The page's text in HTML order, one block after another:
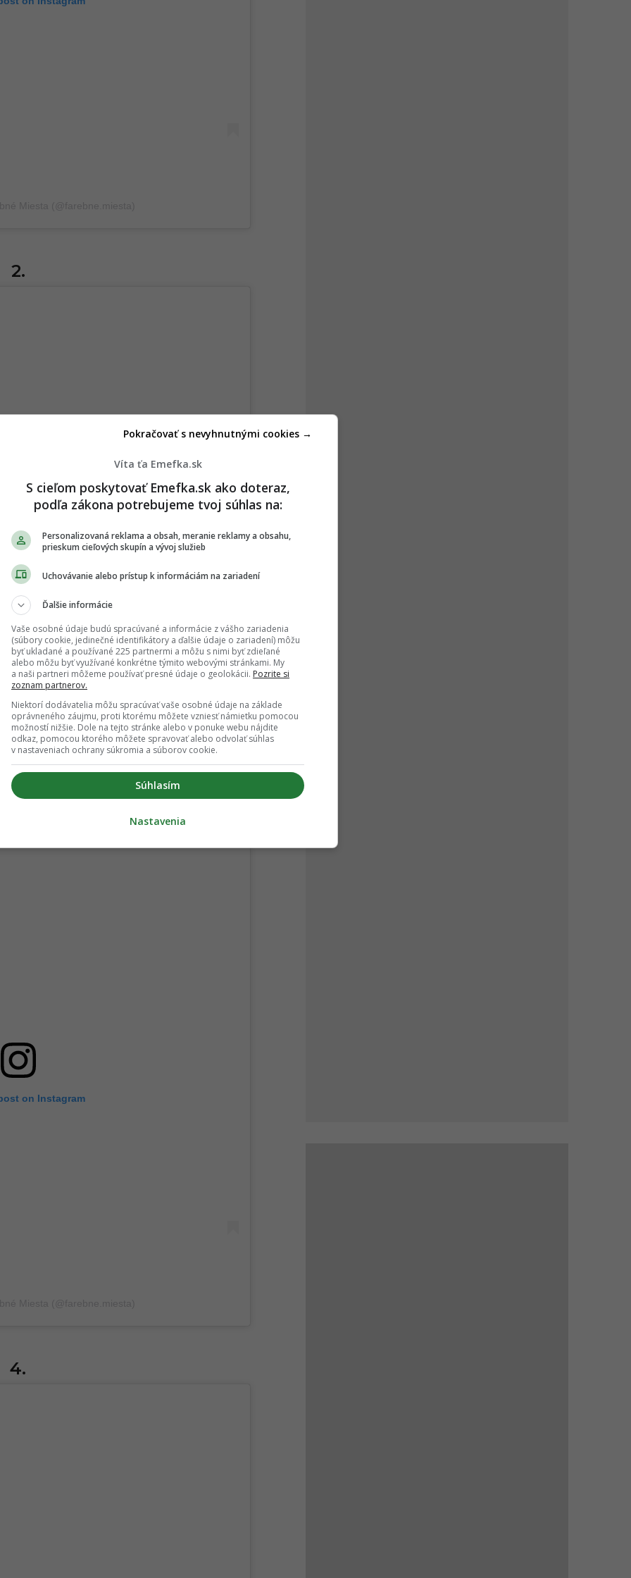
2.
on Instagram
Miesta (@farebne.miesta)
on Instagram
4.
Víta ťa Emefka.sk
S cieľom poskytovať Emefka.sk ako doteraz,
podľa zákona potrebujeme tvoj súhlas na:
Personalizovaná reklama a obsah, meranie reklamy a obsahu,
prieskum cieľových skupín a vývoj služieb
Uchovávanie alebo prístup k informáciám na zariadení
Ďalšie informácie
Vaše osobné údaje budú spracúvané a informácie z vášho zariadenia
(súbory cookie, jedinečné identifikátory a ďalšie údaje o zariadení) môžu
byť ukladané a používané 225 partnermi a môžu s nimi byť zdieľané
alebo môžu byť využívané konkrétne týmito webovými stránkami. My
a naši partneri môžeme používať presné údaje o geolokácii. Pozrite si
zoznam partnerov.
Niektorí dodávatelia môžu spracúvať vaše osobné údaje na základe
oprávneného záujmu, proti ktorému môžete vzniesť námietku pomocou
možností nižšie. Dole na tejto stránke alebo v ponuke webu nájdite
odkaz, pomocou ktorého môžete spravovať alebo odvolať súhlas
v nastaveniach ochrany súkromia a súborov cookie.
Súhlasím
Pokračovať s nevyhnutnými cookies →
Nastavenia